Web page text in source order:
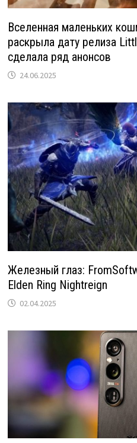
Вселенная маленьких
раскрыла дату релиза
сделала ряд анонсов
24.06.2025
Железный глаз:
Elden Ring Nightreign
02.04.2025